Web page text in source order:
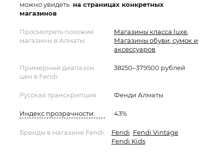
можно увидеть на страницах конкретных
магазинов
Просмотреть похожие
магазины в Алматы:
Магазины класса luxe
Магазины обуви, сумок и
аксессуаров
Примерный диапазон
цен в Fendi:
38250–379500 рублей
Русская транскрипция: Фенди Алматы
Индекс прозрачности: 43%
Бренды в магазине Fendi: Fendi Fendi Vintage
Fendi Kids